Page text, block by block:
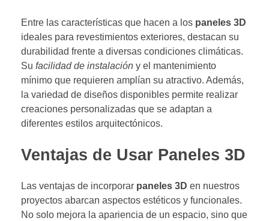
Entre las características que hacen a los paneles 3D
ideales para revestimientos exteriores, destacan su
durabilidad frente a diversas condiciones climáticas.
Su facilidad de instalación y el mantenimiento
mínimo que requieren amplían su atractivo. Además,
la variedad de diseños disponibles permite realizar
creaciones personalizadas que se adaptan a
diferentes estilos arquitectónicos.
Ventajas de Usar Paneles 3D
Las ventajas de incorporar paneles 3D en nuestros
proyectos abarcan aspectos estéticos y funcionales.
No solo mejora la apariencia de un espacio, sino que